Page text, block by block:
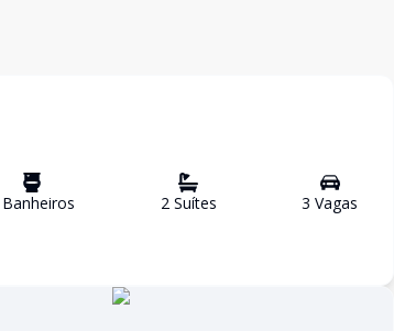
Banheiros 2Suítes 3 Vagas